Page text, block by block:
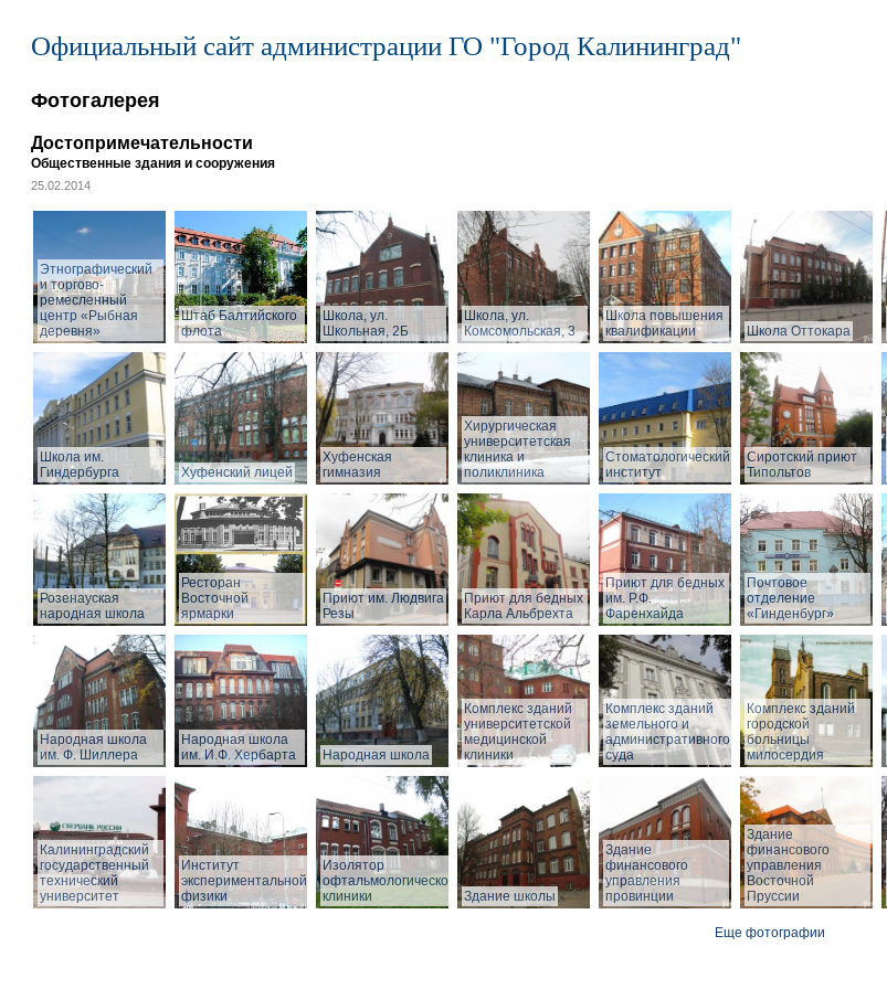
Официальный сайт администрации ГО "Город Калининград"
Фотогалерея
Достопримечательности
Общественные здания и сооружения
25.02.2014
Этнографический
и торгово-
ремесленный
центр «Рыбная
деревня»
Штаб Балтийского
флота
Школа, ул.
Школьная, 2Б
Школа, ул.
Комсомольская, 3
Школа повышения
квалификации
Школа Оттокара
Школа им.
Гиндербурга
Хуфенский лицей
Хуфенская
гимназия
Хирургическая
университетская
клиника и
поликлиника
Стоматологический
институт
Сиротский приют
Типольтов
Розенауская
народная школа
Ресторан
Восточной
ярмарки
Приют им. Людвига
Резы
Приют для бедных
Карла Альбрехта
Приют для бедных
им. Р.Ф.
Фаренхайда
Почтовое
отделение
«Гинденбург»
Народная школа
им. Ф. Шиллера
Народная школа
им. И.Ф. Хербарта
Народная школа
Комплекс зданий
университетской
медицинской
клиники
Комплекс зданий
земельного и
административного
суда
Комплекс зданий
городской
больницы
милосердия
Калининградский
государственный
технический
университет
Институт
экспериментальной
физики
Изолятор
офтальмологической
клиники
Здание школы
Здание
финансового
управления
провинции
Здание
финансового
управления
Восточной
Пруссии
Еще фотографии